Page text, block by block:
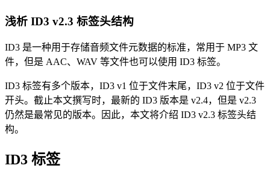
浅析 ID3 v2.3 标签头结构
ID3 是一种用于存储音频文件元数据的标准，常用于 MP3 文
件，但是 AAC、WAV 等文件也可以使用 ID3 标签。
ID3 标签有多个版本，ID3 v1 位于文件末尾，ID3 v2 位于文件
开头。截止本文撰写时，最新的 ID3 版本是 v2.4，但是 v2.3
仍然是最常见的版本。因此，本文将介绍 ID3 v2.3 标签头结
构。
ID3 标签